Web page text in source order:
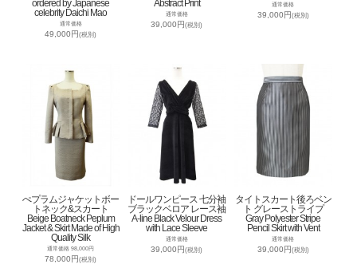
ordered by Japanese
celebrity Daichi Mao
通常価格
49,000円(税別)
Abstract Print
通常価格
39,000円(税別)
通常価格
39,000円(税別)
ぺプラムジャケットボー
トネック&スカート
Beige Boatneck Peplum
Jacket & Skirt Made of High
Quality Silk
通常価格 98,000円
78,000円(税別)
ドールワンピース 七分袖
ブラックベロア レース袖
A-line Black Velour Dress
with Lace Sleeve
通常価格
39,000円(税別)
タイトスカート後ろベン
ト グレーストライプ
Gray Polyester Stripe
Pencil Skirt with Vent
通常価格
39,000円(税別)